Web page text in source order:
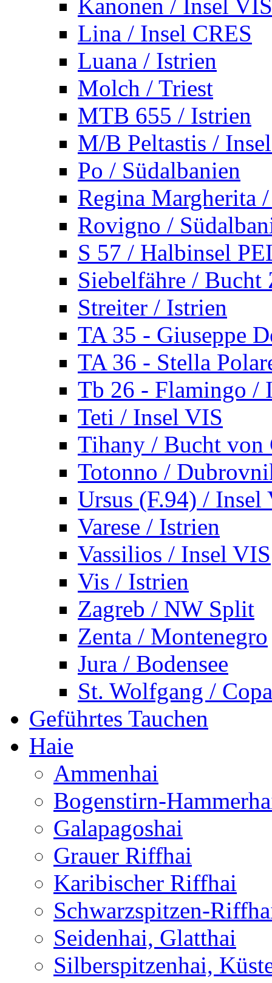
Kanonen / Insel VIS
Lina / Insel CRES
Luana / Istrien
Molch / Triest
MTB 655 / Istrien
M/B Peltastis /
Po / Südalbanien
Regina Margherita
Rovigno /
S 57 / Halbinsel
Siebelfähre / Bucht
Streiter / Istrien
TA 35 - Giuseppe
TA 36 - Stella
Tb 26 - Flamingo /
Teti / Insel VIS
Tihany / Bucht von
Totonno /
Ursus (F.94) / Insel
Varese / Istrien
Vassilios / Insel VIS
Vis / Istrien
Zagreb / NW Split
Zenta / Montenegro
Jura / Bodensee
St. Wolfgang /
Geführtes Tauchen
Haie
Ammenhai
Bogenstirn-
Galapagoshai
Grauer Riffhai
Karibischer Riffhai
Schwarzspitzen-
Seidenhai, Glatthai
Silberspitzenhai,